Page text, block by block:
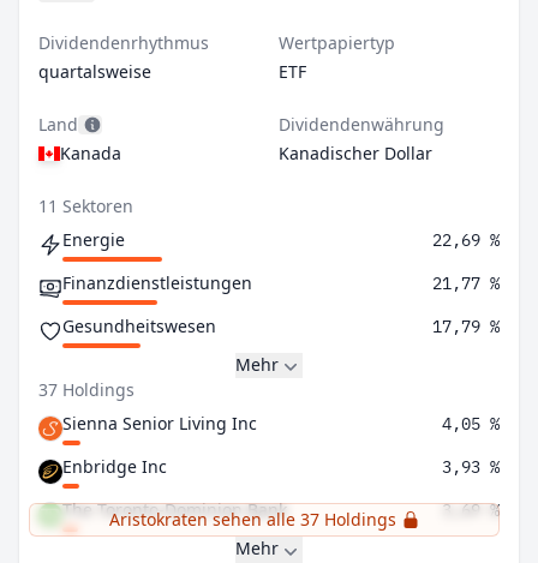
Dividendenrhythmus
quartalsweise
Wertpapiertyp
ETF
Land
Kanada
Dividendenwährung
Kanadischer Dollar
11 Sektoren
Energie
22,69 %
Finanzdienstleistungen 21,77 %
Gesundheitswesen 17,79 %
Mehr
37 Holdings
Sienna Senior Living Inc
4,05 %
Enbridge Inc 3,93 %
The Toronto-Dominion Bank 3,69 %
Aristokraten sehen alle 37 Holdings
Mehr